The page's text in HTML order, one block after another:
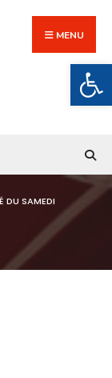
MENU
DU SAMEDI